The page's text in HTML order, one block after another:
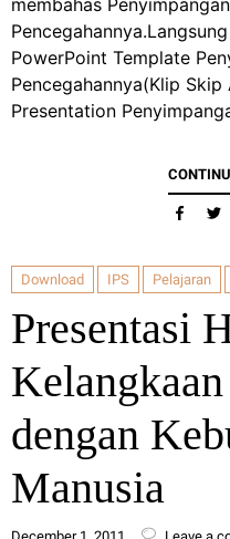
membahas
PowerPoint Template
Pencegahannya(Klip
Presentation
Download IPS Pelajaran
Presentasi
dengan
Manusia